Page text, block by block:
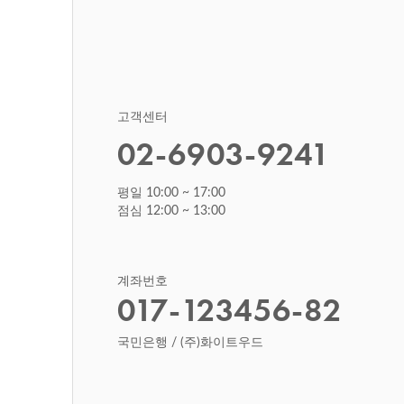
고객센터
02-6903-9241
평일 10:00 ~ 17:00
점심 12:00 ~ 13:00
계좌번호
017-123456-82
국민은행 / (주)화이트우드